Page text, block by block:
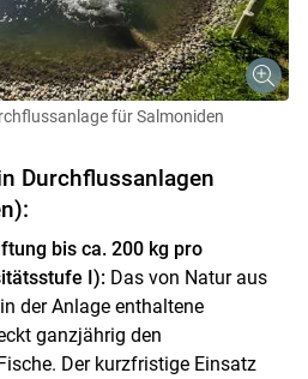
für Salmoniden
Durchflussanlagen
bis ca. 200 kg pro
I):Das von Natur aus
der Anlage enthaltene
ganzjährig den
Der kurzfristige Einsatz